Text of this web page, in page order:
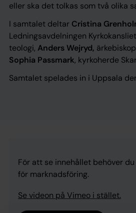
eller ska det tolkas som två olika
I samtalet deltar Cristina
Ledningsavdelningen
teologi, Anders Wejryd,
Sophia Passmark, kyrkoherde
Samtalet spelades in i Uppsala
För att se innehållet behöver
för marknadsföring.
Se videon på Vimeo i stället.